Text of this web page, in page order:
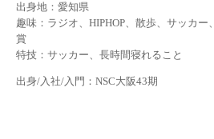
出身地：愛知県
趣味：ラジオ、HIPHOP、散歩、サッカ
賞
特技：サッカー、長時間寝れること
出身/入社/入門：NSC大阪43期